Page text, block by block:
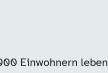
Einwohnern leben